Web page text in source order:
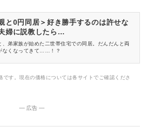
と0円同居＞好き勝手するのは許せな
婦に説教したら…
、弟家族が始めた二世帯住宅での同居。だんだんと両
なくなってきて……！？
す。現在の価格については各サイトでご確認くださ
― 広告 ―